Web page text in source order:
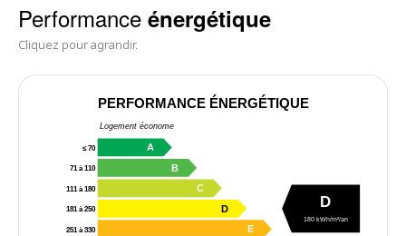
Performance énergétique
Cliquez pour agrandir.
PERFORMANCE ÉNERGÉTIQUE
Logement économe
≤ 70 A
71 à 110 B
111 à 180 C
181 à 250 D
251 à 330 E
D
180 kWh/m²/an